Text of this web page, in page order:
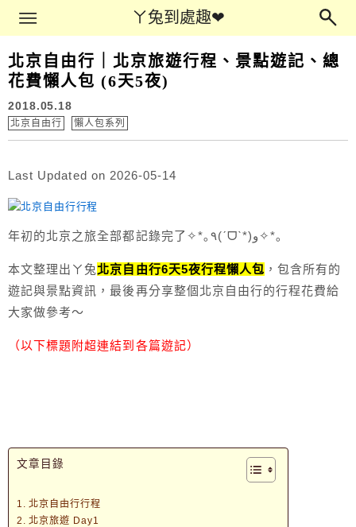
ㄚ兔到處趣❤
Main Menu
北京自由行｜北京旅遊行程、景點遊記、總
花費懶人包 (6天5夜)
2018.05.18
北京自由行 懶人包系列
Last Updated on 2026-05-14
年初的北京之旅全部都記錄完了✧*｡٩(ˊᗜˋ*)و✧*｡
本文整理出ㄚ兔北京自由行6天5夜行程懶人包 ，包含所有的
遊記與景點資訊，最後再分享整個北京自由行的行程花費給
大家做參考～
（以下標題附超連結到各篇遊記）
文章目錄
北京自由行行程
北京旅遊 Day1